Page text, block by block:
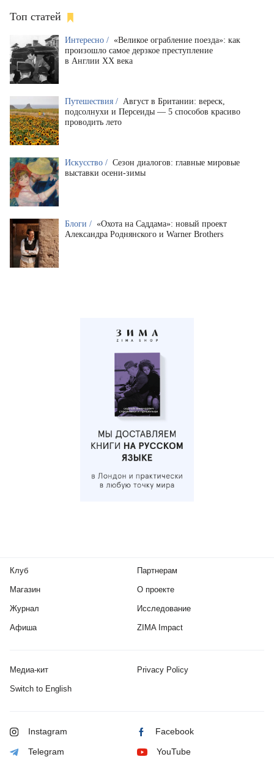
Топ статей
Интересно / «Великое ограбление поезда»: как
произошло самое дерзкое преступление
в Англии XX века
Путешествия / Август в Британии: вереск,
подсолнухи и Персеиды — 5 способов красиво
проводить лето
Искусство / Сезон диалогов: главные мировые
выставки осени-зимы
Блоги / «Охота на Саддама»: новый проект
Александра Роднянского и Warner Brothers
Клуб
Магазин
Журнал
Афиша
Партнерам
О проекте
Исследование
ZIMA Impact
Медиа-кит Privacy Policy
Switch to English
Instagram Facebook
Telegram YouTube